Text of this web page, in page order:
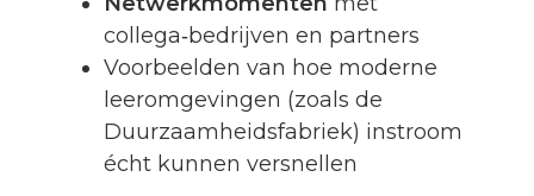
collega‑bedrijven en partners
Voorbeelden van hoe moderne
leeromgevingen (zoals de
Duurzaamheidsfabriek) instroom
écht kunnen versnellen